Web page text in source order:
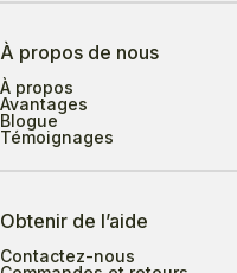
À propos de nous
À propos
Avantages
Blogue
Témoignages
Obtenir de l’aide
Contactez-nous